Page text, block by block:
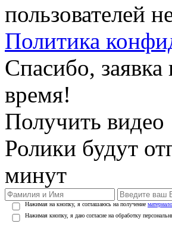
пользователей
Политика
Спасибо,
время!
Получить видео
Ролики будут
минут
Нажимая на кнопку, я соглашаюсь на получение
Нажимая кнопку, я даю согласие на обработку